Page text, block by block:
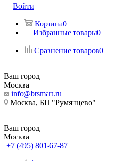
Войти
Корзина0
Избранные товары0
Сравнение товаров0
Ваш город
Москва
info@btsmart.ru
Москва, БП "Румянцево"
Ваш город
Москва
+7 (495) 801-67-87